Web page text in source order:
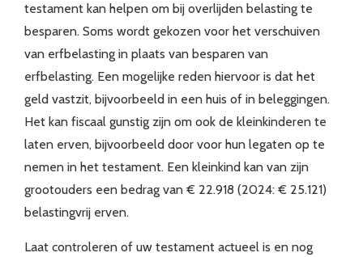
testament kan helpen om bij overlijden belasting te
besparen. Soms wordt gekozen voor het verschuiven
van erfbelasting in plaats van besparen van
erfbelasting. Een mogelijke reden hiervoor is dat het
geld vastzit, bijvoorbeeld in een huis of in beleggingen.
Het kan fiscaal gunstig zijn om ook de kleinkinderen te
laten erven, bijvoorbeeld door voor hun legaten op te
nemen in het testament. Een kleinkind kan van zijn
grootouders een bedrag van € 22.918 (2024: € 25.121)
belastingvrij erven.
Laat controleren of uw testament actueel is en nog